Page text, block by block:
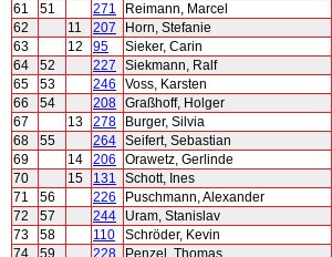
61
51 271 Reimann, Marcel
62
11 207 Horn, Stefanie
63
12 95 Sieker, Carin
64
52 227 Siekmann, Ralf
65
53 246 Voss, Karsten
66
54 208 Graßhoff, Holger
67
13 278 Burger, Silvia
68
55 264 Seifert, Sebastian
69
14 206 Orawetz, Gerlinde
70
15 131 Schott, Ines
71
56 226 Puschmann, Alexander
72
57 244 Uram, Stanislav
73
58 110 Schröder, Kevin